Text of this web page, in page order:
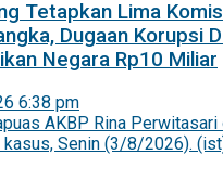
Tetapkan Lima
Dugaan Korupsi
Negara Rp10 Miliar
6:38 pm